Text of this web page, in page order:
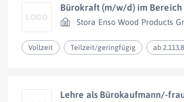
Bürokraft (m/w/d) im
Stora Enso Wood Products
Vollzeit Teilzeit/geringfügig ab
Lehre als Bürokaufmann/-